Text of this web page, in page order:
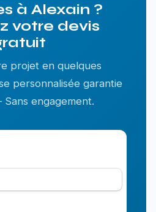
à Alexain ?
votre devis
projet en quelques
personnalisée garantie
engagement.